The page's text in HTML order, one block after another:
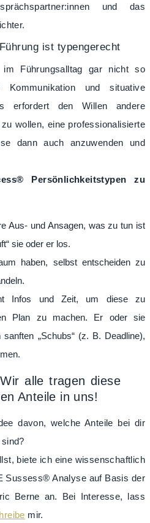
und das
ist typengerecht
Führungsalltag gar nicht so
Kommunikation und situative
erfordert den Willen andere
wollen, eine professionalisierte
dann auch anzuwenden und
Persönlichkeitstypen zu
Aus- und Ansagen, was zu tun ist
sie oder er los.
haben, selbst entscheiden zu
Infos und Zeit, um diese zu
Plan zu machen. Er oder sie
„Schubs“ (z. B. Deadline),
alle tragen diese
Anteile in uns!
davon, welche Anteile bei dir
biete ich eine wissenschaftlich
Sussess® Analyse auf Basis der
Berne an. Bei Interesse, lass
mir.